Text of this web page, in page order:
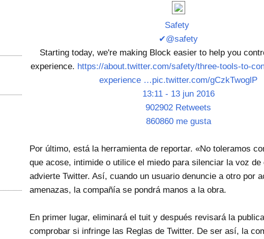
Safety
✔@safety
Starting today, we're making Block easier to help you
experience. https://about.twitter.com/safety/three-tools-to-
experience …pic.twitter.com/gCzkTwoglP
13:11 - 13 jun 2016
902902 Retweets
860860 me gusta
Por último, está la herramienta de reportar. «No toleramos
que acose, intimide o utilice el miedo para silenciar la voz de
advierte Twitter. Así, cuando un usuario denuncie a otro por
amenazas, la compañía se pondrá manos a la obra.
En primer lugar, eliminará el tuit y después revisará la
comprobar si infringe las Reglas de Twitter. De ser así, la